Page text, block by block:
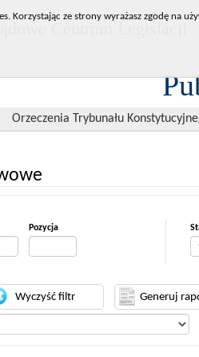
Orzeczenia Trybunału
Pozycja
Korzystając ze strony wyrażasz zgodę na